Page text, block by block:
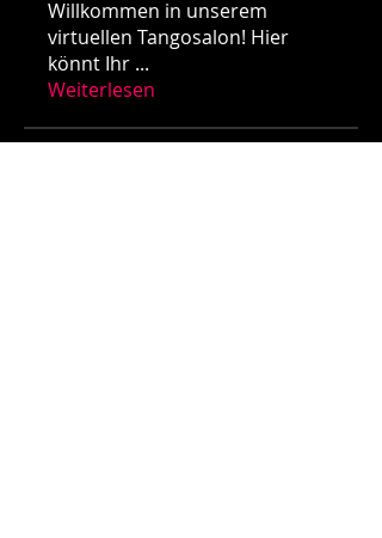
Willkommen in unserem
virtuellen Tangosalon! Hier
könnt Ihr ...
Weiterlesen